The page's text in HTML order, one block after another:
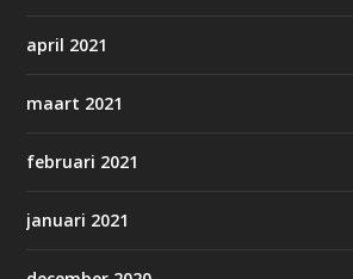
april 2021
maart 2021
februari 2021
januari 2021